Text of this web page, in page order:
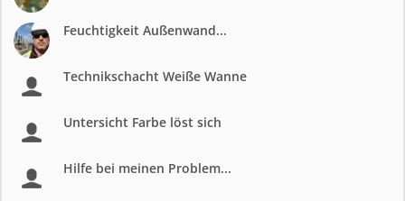
Feuchtigkeit Außenwand...
Technikschacht Weiße Wanne
Untersicht Farbe löst sich
Hilfe bei meinen Problem...